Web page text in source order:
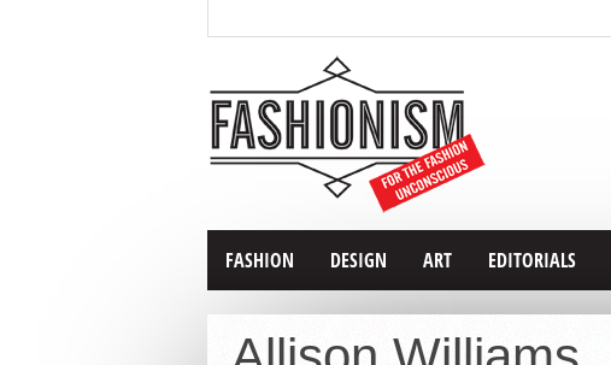
FASHION DESIGN ART EDITORIALS